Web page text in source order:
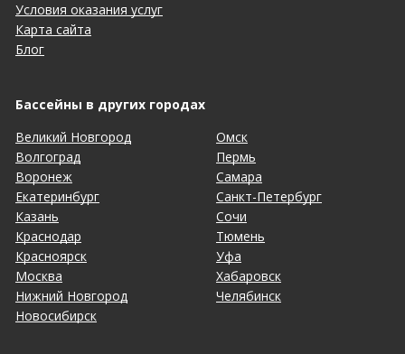
Условия оказания услуг
Карта сайта
Блог
Бассейны в других городах
Великий Новгород
Волгоград
Воронеж
Екатеринбург
Казань
Краснодар
Красноярск
Москва
Нижний Новгород
Новосибирск
Омск
Пермь
Самара
Санкт-Петербург
Сочи
Тюмень
Уфа
Хабаровск
Челябинск